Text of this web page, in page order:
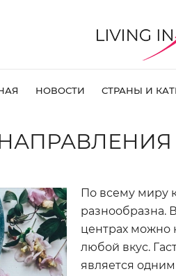
НОВОСТИ СТРАНЫ И
По всему миру
разнообразна.
центрах можно
любой вкус.
является